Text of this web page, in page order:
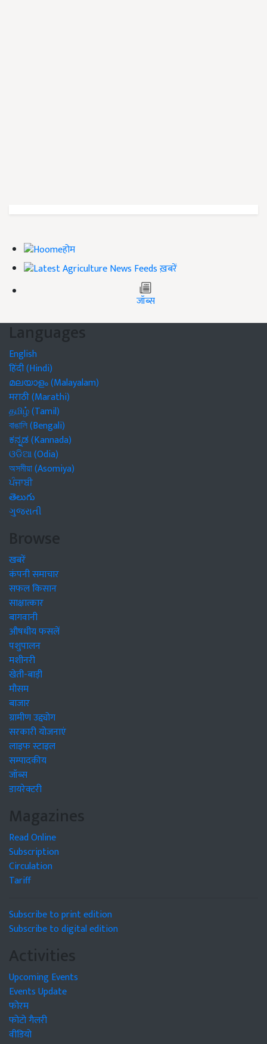
होम
ख़बरें
जॉब्स
Languages
English
हिंदी (Hindi)
മലയാളം (Malayalam)
मराठी (Marathi)
தமிழ் (Tamil)
বাঙালি (Bengali)
ಕನ್ನಡ (Kannada)
ଓଡିଆ (Odia)
অসমীয়া (Asomiya)
ਪੰਜਾਬੀ
తెలుగు
ગુજરાતી
Browse
खबरें
कंपनी समाचार
सफल किसान
साक्षात्कार
बागवानी
औषधीय फसलें
पशुपालन
मशीनरी
खेती-बाड़ी
मौसम
बाजार
ग्रामीण उद्द्योग
सरकारी योजनाएं
लाइफ स्टाइल
सम्पादकीय
जॉब्स
डायरेक्टरी
Magazines
Read Online
Subscription
Circulation
Tariff
Subscribe to print edition
Subscribe to digital edition
Activities
Upcoming Events
Events Update
फोरम
फोटो गैलरी
वीडियो